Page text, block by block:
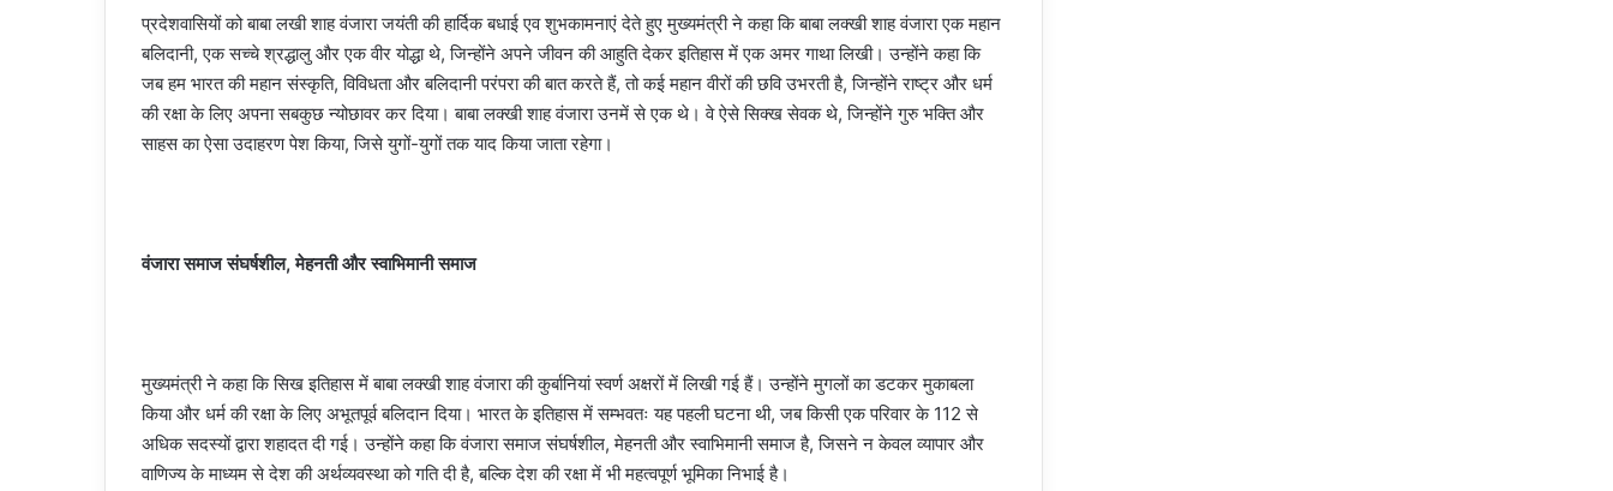
प्रदेशवासियों को बाबा लखी शाह वंजारा जयंती की हार्दिक बधाई एव शुभकामनाएं देते हुए मुख्यमंत्री ने कहा कि बाबा लक्खी शाह वंजारा एक महान
बलिदानी, एक सच्चे श्रद्धालु और एक वीर योद्धा थे, जिन्होंने अपने जीवन की आहुति देकर इतिहास में एक अमर गाथा लिखी। उन्होंने कहा कि
जब हम भारत की महान संस्कृति, विविधता और बलिदानी परंपरा की बात करते हैं, तो कई महान वीरों की छवि उभरती है, जिन्होंने राष्ट्र और धर्म
की रक्षा के लिए अपना सबकुछ न्योछावर कर दिया। बाबा लक्खी शाह वंजारा उनमें से एक थे। वे ऐसे सिक्ख सेवक थे, जिन्होंने गुरु भक्ति और
साहस का ऐसा उदाहरण पेश किया, जिसे युगों-युगों तक याद किया जाता रहेगा।
वंजारा समाज संघर्षशील, मेहनती और स्वाभिमानी समाज
मुख्यमंत्री ने कहा कि सिख इतिहास में बाबा लक्खी शाह वंजारा की कुर्बानियां स्वर्ण अक्षरों में लिखी गई हैं। उन्होंने मुगलों का डटकर मुकाबला
किया और धर्म की रक्षा के लिए अभूतपूर्व बलिदान दिया। भारत के इतिहास में सम्भवतः यह पहली घटना थी, जब किसी एक परिवार के 112 से
अधिक सदस्यों द्वारा शहादत दी गई। उन्होंने कहा कि वंजारा समाज संघर्षशील, मेहनती और स्वाभिमानी समाज है, जिसने न केवल व्यापार और
वाणिज्य के माध्यम से देश की अर्थव्यवस्था को गति दी है, बल्कि देश की रक्षा में भी महत्वपूर्ण भूमिका निभाई है।